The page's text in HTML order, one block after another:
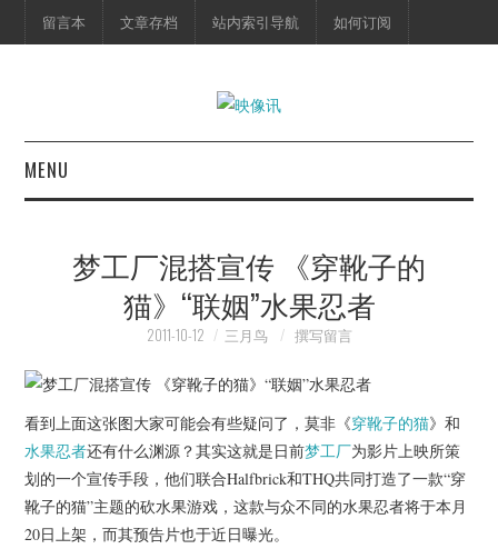
留言本 文章存档 站内索引导航 如何订阅
MENU
映像快讯
海报剧照
脱口秀
杂七杂八
梦工厂混搭宣传 《穿靴子的
猫》“联姻”水果忍者
2011-10-12 三月鸟 撰写留言
看到上面这张图大家可能会有些疑问了，莫非《穿靴子的猫》和
水果忍者还有什么渊源？其实这就是日前梦工厂为影片上映所策
划的一个宣传手段，他们联合Halfbrick和THQ共同打造了一款“穿
靴子的猫”主题的砍水果游戏，这款与众不同的水果忍者将于本月
20日上架，而其预告片也于近日曝光。